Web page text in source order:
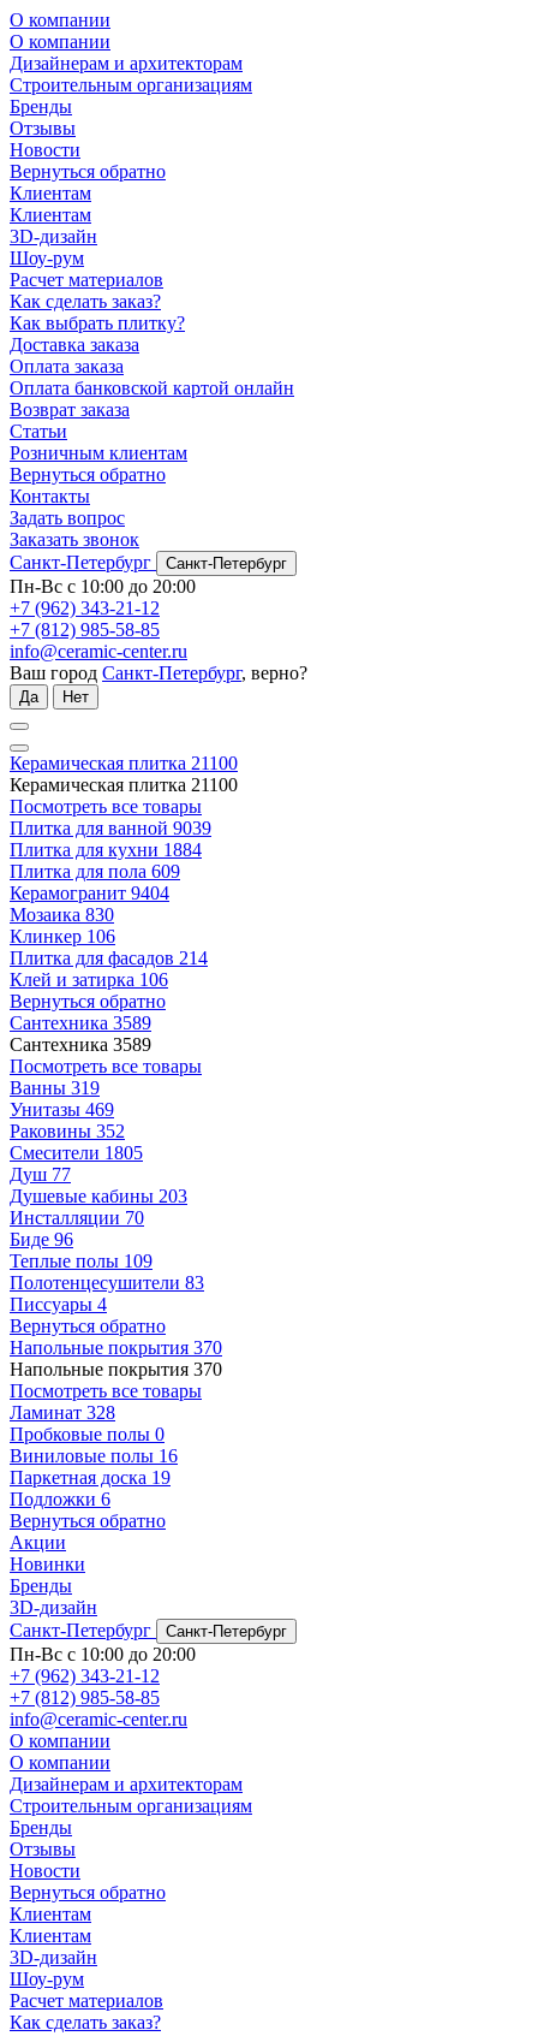
О компании
О компании
Дизайнерам и архитекторам
Строительным организациям
Бренды
Отзывы
Новости
Вернуться обратно
Клиентам
Клиентам
3D-дизайн
Шоу-рум
Расчет материалов
Как сделать заказ?
Как выбрать плитку?
Доставка заказа
Оплата заказа
Оплата банковской картой онлайн
Возврат заказа
Статьи
Розничным клиентам
Вернуться обратно
Контакты
Задать вопрос
Заказать звонок
Санкт-Петербург
Санкт-Петербург
Пн-Вс с 10:00 до 20:00
+7 (962) 343-21-12
+7 (812) 985-58-85
info@ceramic-center.ru
Ваш город Санкт-Петербург, верно?
Да Нет
Керамическая плитка 21100
Керамическая плитка 21100
Посмотреть все товары
Плитка для ванной 9039
Плитка для кухни 1884
Плитка для пола 609
Керамогранит 9404
Мозаика 830
Клинкер 106
Плитка для фасадов 214
Клей и затирка 106
Вернуться обратно
Сантехника 3589
Сантехника 3589
Посмотреть все товары
Ванны 319
Унитазы 469
Раковины 352
Смесители 1805
Душ 77
Душевые кабины 203
Инсталляции 70
Биде 96
Теплые полы 109
Полотенцесушители 83
Писсуары 4
Вернуться обратно
Напольные покрытия 370
Напольные покрытия 370
Посмотреть все товары
Ламинат 328
Пробковые полы 0
Виниловые полы 16
Паркетная доска 19
Подложки 6
Вернуться обратно
Акции
Новинки
Бренды
3D-дизайн
Санкт-Петербург
Санкт-Петербург
Пн-Вс с 10:00 до 20:00
+7 (962) 343-21-12
+7 (812) 985-58-85
info@ceramic-center.ru
О компании
О компании
Дизайнерам и архитекторам
Строительным организациям
Бренды
Отзывы
Новости
Вернуться обратно
Клиентам
Клиентам
3D-дизайн
Шоу-рум
Расчет материалов
Как сделать заказ?